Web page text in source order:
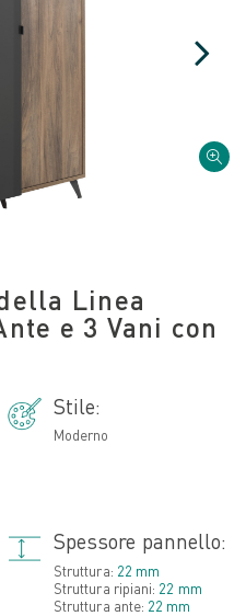
Linea
e 3 Vani con
Stile:
Moderno
Spessore pannello:
Struttura: 22 mm
Struttura ripiani: 22 mm
Struttura ante: 22 mm